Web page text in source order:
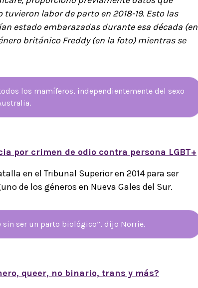
labor de parto en 2018-19. Esto las
estado embarazadas durante esa década (en
británico Freddy (en la foto) mientras se
los mamíferos, independientemente del sexo
por crimen de odio contra persona LGBT+
en el Tribunal Superior en 2014 para ser
de los géneros en Nueva Gales del Sur.
sin ser un parto biológico”, dijo Norrie.
queer, no binario, trans y más?